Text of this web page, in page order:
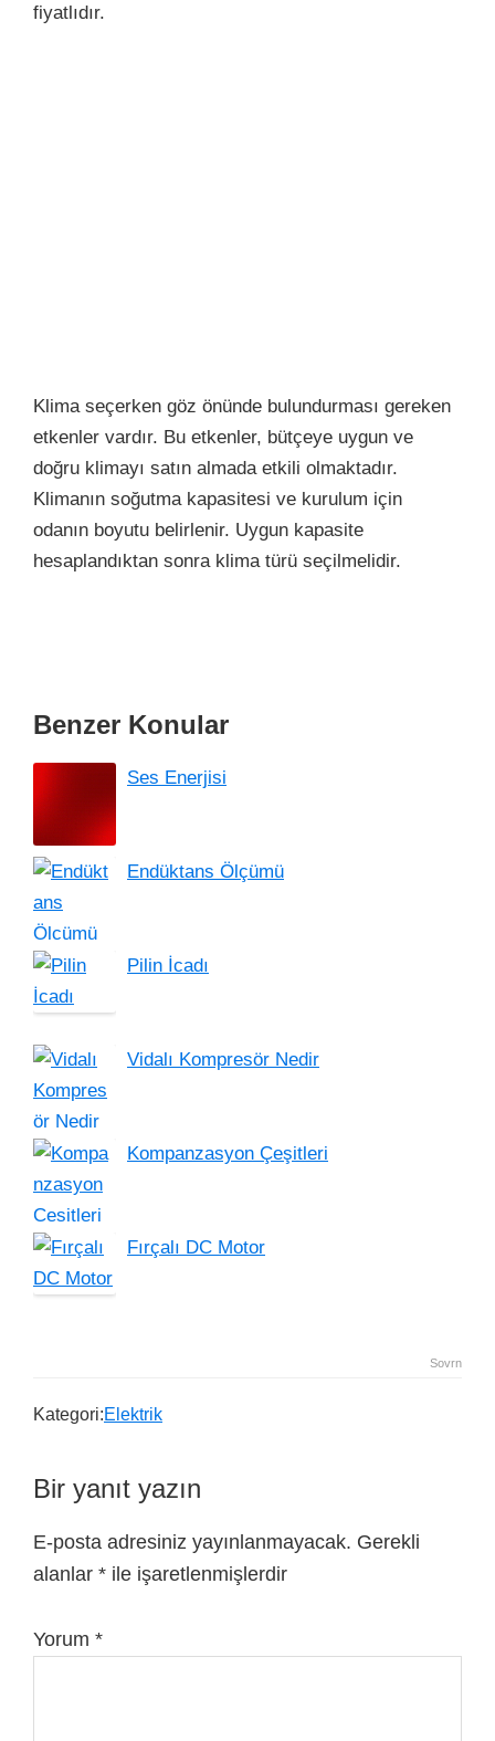
fiyatlıdır.
Klima seçerken göz önünde bulundurması gereken
etkenler vardır. Bu etkenler, bütçeye uygun ve
doğru klimayı satın almada etkili olmaktadır.
Klimanın soğutma kapasitesi ve kurulum için
odanın boyutu belirlenir. Uygun kapasite
hesaplandıktan sonra klima türü seçilmelidir.
Benzer Konular
Ses Enerjisi
Endüktans Ölçümü
Pilin İcadı
Vidalı Kompresör Nedir
Kompanzasyon Çeşitleri
Fırçalı DC Motor
Sovrn
Kategori:Elektrik
Bir yanıt yazın
E-posta adresiniz yayınlanmayacak. Gerekli
alanlar * ile işaretlenmişlerdir
Yorum *